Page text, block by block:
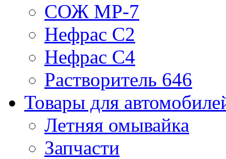
СОЖ МР-7
Нефрас С2
Нефрас С4
Растворитель 646
Товары для
Летняя омывайка
Запчасти